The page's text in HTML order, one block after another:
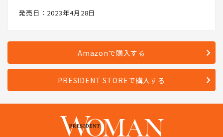
発売日：2023年4月28日
Amazonで購入する
PRESIDENT STOREで購入する